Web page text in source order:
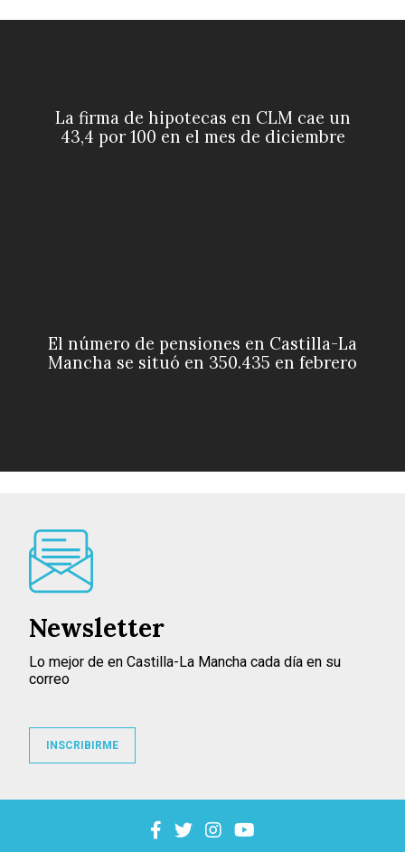
La firma de hipotecas en CLM cae un
43,4 por 100 en el mes de diciembre
El número de pensiones en Castilla-La
Mancha se situó en 350.435 en febrero
Newsletter
Lo mejor de en Castilla-La Mancha cada día en su
correo
INSCRIBIRME